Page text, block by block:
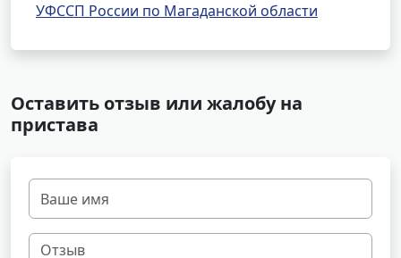
УФССП России по Магаданской области
Оставить отзыв или жалобу на
пристава